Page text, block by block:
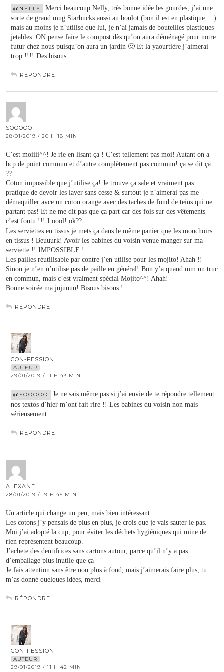
@NELLY
Merci beaucoup Nelly, très bonne idée les gourdes, j’ai une
sorte de grand mug Starbucks aussi au boulot (bon il est en plastique …)
mais au moins je n’utilise que lui, je n’ai jamais de bouteilles plastiques
jetables. ON pense faire le compost dès qu’on aura déménagé pour notre
futur chez nous puisqu’on aura un jardin 🙂 Et la yaourtière j’aimerai
trop !!!! Des bisous
RÉPONDRE
SOOOOO
28/01/2019 / 20 H 18 MIN
C’est moiiii^^! Je rie en lisant ça ! C’est tellement pas moi! Autant on a
bcp de point commun et d’autre complètement pas commun! ça se dit ça
??
Coton impossible que j’utilise ça! Je trouve ça sale et vraiment pas
pratique de devoir les laver sans cesse & surtout je n’aimerai pas me
démaquiller avce un coton orange avec des taches de fond de teins qui ne
partant pas! Et ne me dit pas que ça part car des fois sur des vêtements
c’est foutu !!! Loool! ok??
Les serviettes en tissus je mets ça dans le même panier que les mouchoirs
en tissus ! Beuuurk! Avoir les babines du voisin venue manger sur ma
serviette !! IMPOSSIBLE !
Les pailles réutilisable par contre j’en utilise pour les mojito! Ahah !!
Sinon je n’en n’utilise pas de paille en général! Bon y’a quand mm un truc
en commun, mais c’est vraiment spécial Mojito^^! Ahah!
Bonne soirée ma jujuuuu! Bisous bisous !
RÉPONDRE
CON-FESSION
AUTEUR
29/01/2019 / 11 H 43 MIN
@SOOOOO
Je ne sais même pas si j’ai envie de te répondre tellement
nos textos d’hier m’ont fait rire !! Les babines du voisin non mais
sérieusement ………………..
RÉPONDRE
ALEXANE
28/01/2019 / 19 H 45 MIN
Un article qui change un peu, mais bien intéressant.
Les cotons j’y pensais de plus en plus, je crois que je vais sauter le pas.
Moi j’ai adopté la cup, pour éviter les déchets hygiéniques qui mine de
rien représentent beaucoup.
J’achete des dentifrices sans cartons autour, parce qu’il n’y a pas
d’emballage plus inutile que ça
Je fais attention sans être non plus à fond, mais j’aimerais faire plus, tu
m’as donné quelques idées, merci
RÉPONDRE
CON-FESSION
AUTEUR
29/01/2019 / 11 H 42 MIN